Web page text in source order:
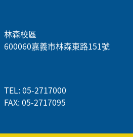
林森校區
600060嘉義市林森東路151號
TEL: 05-2717000
FAX: 05-2717095